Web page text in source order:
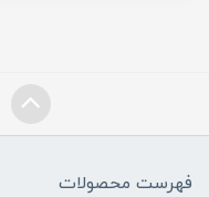
فهرست محصولات